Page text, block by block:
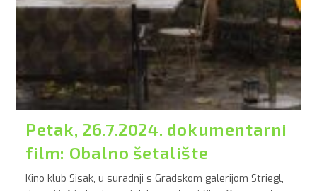
Petak, 26.7.2024. dokumentarni
film: Obalno šetalište
Kino klub Sisak, u suradnji s Gradskom galerijom Striegl,